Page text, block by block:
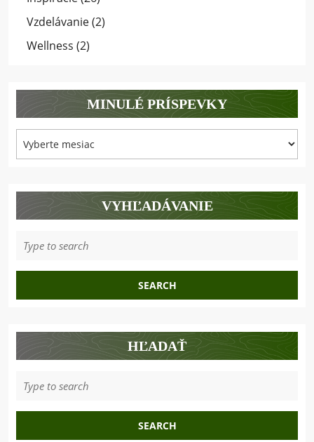
Vzdelávanie(2)
Wellness (2)
MINULÉ PRÍSPEVKY
príspevky
VYHĽADÁVANIE
for:
HĽADAŤ
for: